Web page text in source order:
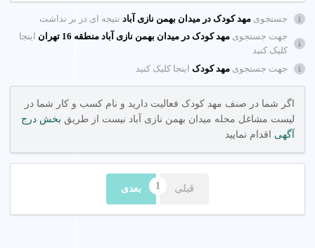
چگونه انتخاب کنیم؟
مهد کودک های دارای مجوز رسمی و مربی های با تجربه در آموزش
کودکان را انتخاب کنید.
نکات کلیدی
نظرات والدین
: نظرات مثبت نشان دهنده کیفیت خدمات مهد
کودک است.
تخصص مربی ها
: مهد کودک با دوربین مدار بسته و محیط
جستجوی مهد کودک در میدان بهمن نازی آبادنتیجه ای در بر نداشت
جهت جستجوی مهد کودک در میدان بهمن نازی آباد منطقه 16 تهران
اینجا
کلیک کنید
جهت جستجوی مهد کودکاینجا کلیک کنید
اگر شما در صنف مهد کودک فعالیت دارید و نام کسب و کار شما در
لیست مشاغل محله میدان بهمن نازی آباد نیست از طریق بخش درج
آگهی
اقدام نمایید
قبلی بعدی